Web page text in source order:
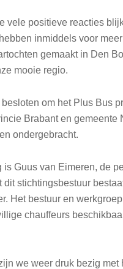
vele positieve reacties
inmiddels voor
gemaakt in Den
mooie regio.
om het Plus Bus
Brabant en
ondergebracht.
Guus van Eimeren, de
stichtingsbestuur
Het bestuur en
chauffeurs
we weer druk bezig